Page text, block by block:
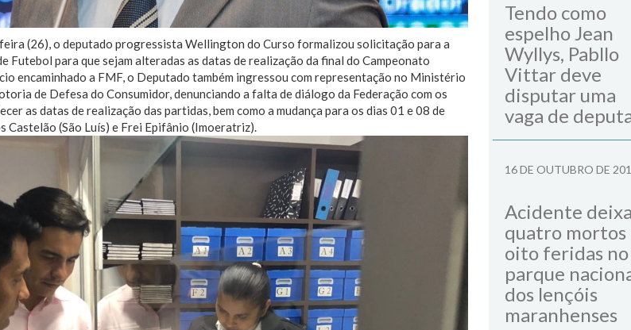
(26), o deputado progressista Wellington do Curso formalizou solicitação para a
Futebol para que sejam alteradas as datas de realização da final do Campeonato
encaminhado a FMF, o Deputado também ingressou com representação no Ministério
de Defesa do Consumidor, denunciando a falta de diálogo da Federação com os
as datas de realização das partidas, bem como a mudança para os dias 01 e 08 de
Castelão (São Luís) e Frei Epifânio (Imoeratriz).
Tendo como
espelho Jean
Wyllys, Pabllo
Vittar deve
disputar uma
vaga de
16 DE OUTUBRO DE
Acidente
quatro mortos
oito feridas no
parque
dos lençóis
maranhenses